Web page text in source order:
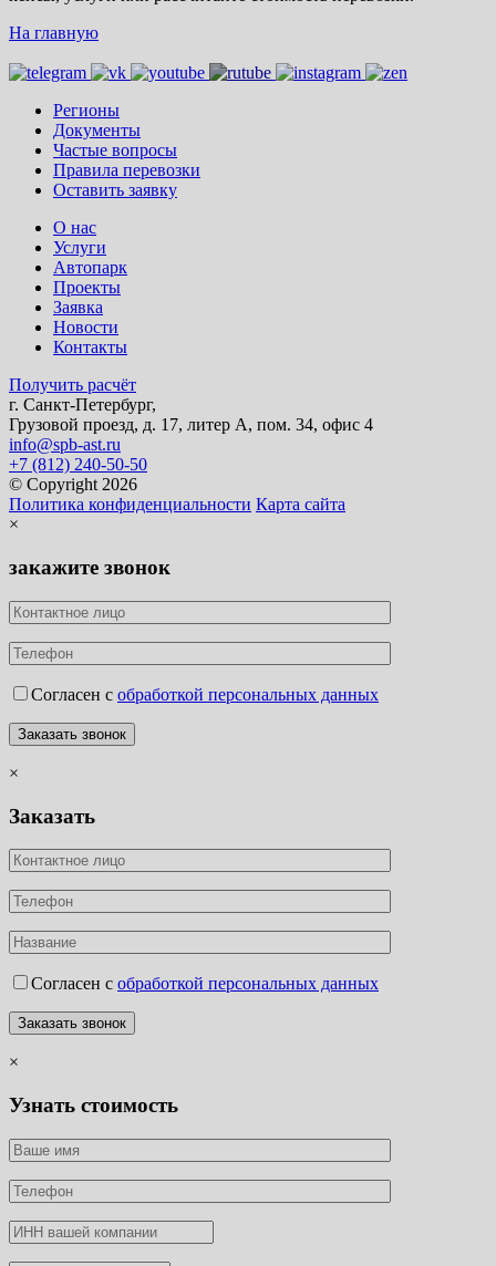
На главную
Регионы
Документы
Частые вопросы
Правила перевозки
Оставить заявку
О нас
Услуги
Автопарк
Проекты
Заявка
Новости
Контакты
Получить расчёт
г. Санкт-Петербург,
Грузовой проезд, д. 17, литер А, пом. 34, офис 4
info@spb-ast.ru
+7 (812) 240-50-50
© Copyright 2026
Политика конфиденциальности Карта сайта
×
закажите звонок
Согласен с обработкой персональных данных
×
Заказать
Согласен с обработкой персональных данных
×
Узнать стоимость